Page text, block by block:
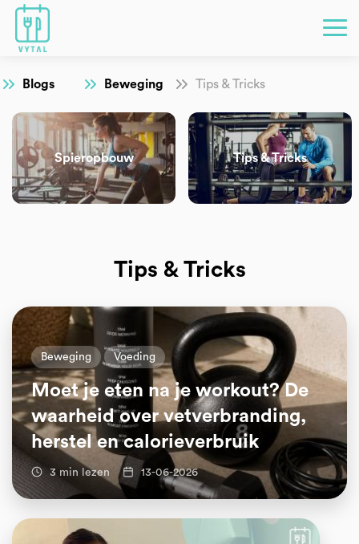
Blogs Beweging Tips & Tricks
Spieropbouw Tips & Tricks
Tips & Tricks
Beweging Voeding
Moet je eten na je workout? De
waarheid over vetverbranding,
herstel en calorieverbruik
3 min lezen 13-06-2026